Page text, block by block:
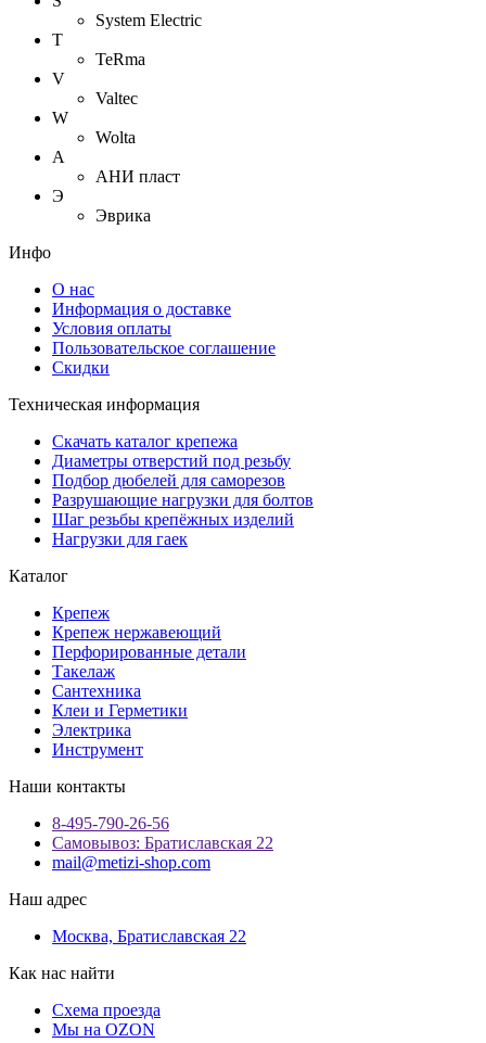
System Electric
T
TeRma
V
Valtec
W
Wolta
А
АНИ пласт
Э
Эврика
Инфо
О нас
Информация о доставке
Условия оплаты
Пользовательское соглашение
Скидки
Техническая информация
Скачать каталог крепежа
Диаметры отверстий под резьбу
Подбор дюбелей для саморезов
Разрушающие нагрузки для болтов
Шаг резьбы крепёжных изделий
Нагрузки для гаек
Каталог
Крепеж
Крепеж нержавеющий
Перфорированные детали
Такелаж
Сантехника
Клеи и Герметики
Электрика
Инструмент
Наши контакты
8-495-790-26-56
Самовывоз: Братиславская 22
mail@metizi-shop.com
Наш адрес
Москва, Братиславская 22
Как нас найти
Схема проезда
Мы на OZON